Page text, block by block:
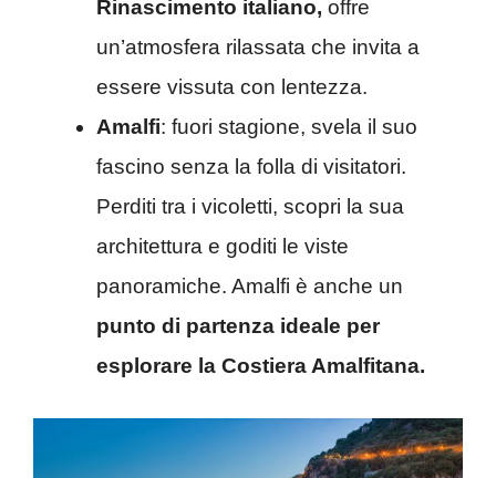
Rinascimento italiano, offre
un’atmosfera rilassata che invita a
essere vissuta con lentezza.
Amalfi: fuori stagione, svela il suo
fascino senza la folla di visitatori.
Perditi tra i vicoletti, scopri la sua
architettura e goditi le viste
panoramiche. Amalfi è anche un
punto di partenza ideale per
esplorare la Costiera Amalfitana.